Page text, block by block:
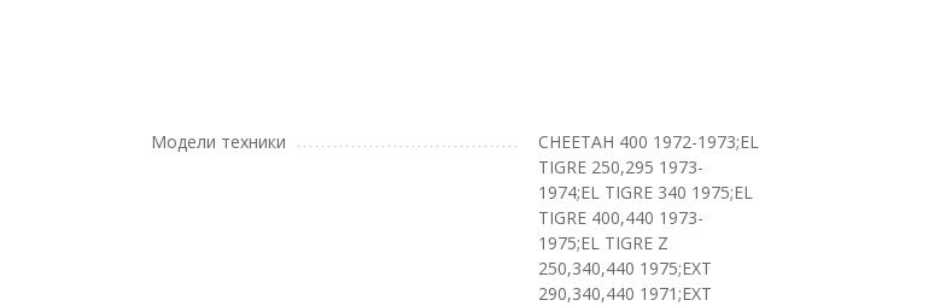
Модели техники
CHEETAH 400 1972-1973;EL
TIGRE 250,295 1973-
1974;EL TIGRE 340 1975;EL
TIGRE 400,440 1973-
1975;EL TIGRE Z
250,340,440 1975;EXT
290,340,440 1971;EXT